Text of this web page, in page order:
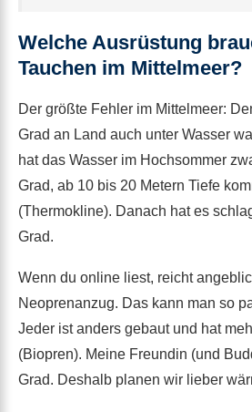
Welche Ausrüstung
Tauchen im Mittelmeer?
Der größte Fehler im Mittelmeer:
Grad an Land auch unter Wasser
hat das Wasser im Hochsommer
Grad, ab 10 bis 20 Metern Tiefe
(Thermokline). Danach hat es
Grad.
Wenn du online liest, reicht
Neoprenanzug. Das kann man so
Jeder ist anders gebaut und hat
(Biopren). Meine Freundin (und
Grad. Deshalb planen wir lieber